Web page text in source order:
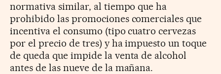
normativa similar, al tiempo que ha
prohibido las promociones comerciales que
incentiva el consumo (tipo cuatro cervezas
por el precio de tres) y ha impuesto un toque
de queda que impide la venta de alcohol
antes de las nueve de la mañana.